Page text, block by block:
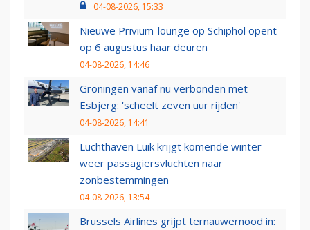
04-08-2026, 15:33
Nieuwe Privium-lounge op Schiphol opent
op 6 augustus haar deuren
04-08-2026, 14:46
Groningen vanaf nu verbonden met
Esbjerg: 'scheelt zeven uur rijden'
04-08-2026, 14:41
Luchthaven Luik krijgt komende winter
weer passagiersvluchten naar
zonbestemmingen
04-08-2026, 13:54
Brussels Airlines grijpt ternauwernood in: